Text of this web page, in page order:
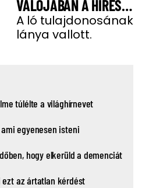
VALÓJÁBAN A HÍRES
SHERGAR CSŐDÖRREL”
A ló tulajdonosának
lánya vallott.
túlélte a világhírnevet
egyenesen isteni
hogy elkerüld a demenciát
az ártatlan kérdést